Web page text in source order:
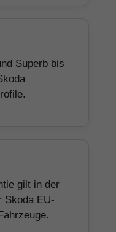
Superb bis
gilt in der
Skoda EU-